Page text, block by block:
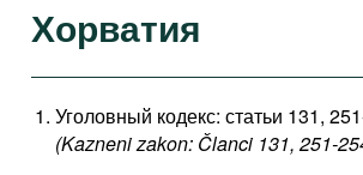
Хорватия
Уголовный кодекс: статьи 131,
(Kazneni zakon: Članci 131, 251-